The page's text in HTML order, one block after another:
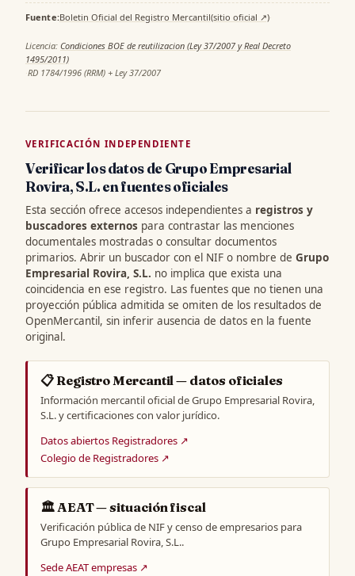
Fuente:Boletin Oficial del Registro Mercantil(sitio oficial ↗)·
Licencia: Condiciones BOE de reutilizacion (Ley 37/2007 y Real Decreto
1495/2011)
·RD 1784/1996 (RRM) + Ley 37/2007
VERIFICACIÓN INDEPENDIENTE
Verificar los datos de Grupo Empresarial
Rovira, S.L. en fuentes oficiales
Esta sección ofrece accesos independientes a registros y
buscadores externos para contrastar las menciones
documentales mostradas o consultar documentos
primarios. Abrir un buscador con el NIF o nombre de Grupo
Empresarial Rovira, S.L. no implica que exista una
coincidencia en ese registro. Las fuentes que no tienen una
proyección pública admitida se omiten de los resultados de
OpenMercantil, sin inferir ausencia de datos en la fuente
original.
📋 Registro Mercantil — datos oficiales
Información mercantil oficial de Grupo Empresarial Rovira,
S.L. y certificaciones con valor jurídico.
Datos abiertos Registradores ↗
Colegio de Registradores ↗
🏛️ AEAT — situación fiscal
Verificación pública de NIF y censo de empresarios para
Grupo Empresarial Rovira, S.L..
Sede AEAT empresas ↗